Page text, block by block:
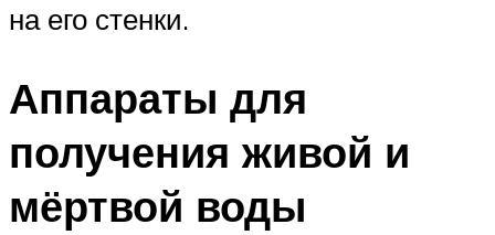
на его стенки.
Аппараты для
получения живой и
мёртвой воды